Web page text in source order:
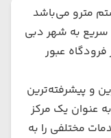
مترو می‌باشد
سریع به شهر دبی
عبور
و پیشرفته‌ترین
عنوان یک مرکز
مختلفی را به